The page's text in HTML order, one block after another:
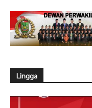
Lingga